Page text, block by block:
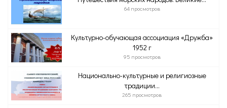
64 просмотров
Культурно-обучающая ассоциация «Дружба»
1952 г
95 просмотров
Национально-культурные и религиозные
традиции...
265 просмотров